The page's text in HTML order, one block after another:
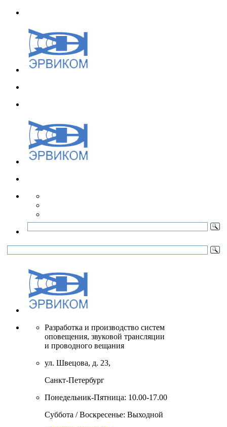
Разработка и производство систем
оповещения, звуковой трансляции
и проводного вещания
ул. Швецова, д. 23,
Санкт-Петербург
Понедельник-Пятница: 10.00-17.00
Суббота / Воскресенье: Выходной